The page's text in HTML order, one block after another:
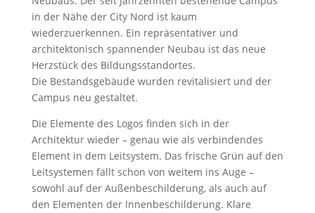
in der Nähe der City Nord ist kaum
wiederzuerkennen. Ein repräsentativer und
architektonisch spannender Neubau ist das neue
Herzstück des Bildungsstandortes.
Die Bestandsgebäude wurden revitalisiert und der
Campus neu gestaltet.
Die Elemente des Logos finden sich in der
Architektur wieder – genau wie als verbindendes
Element in dem Leitsystem. Das frische Grün auf den
Leitsystemen fällt schon von weitem ins Auge –
sowohl auf der Außenbeschilderung, als auch auf
den Elementen der Innenbeschilderung. Klare